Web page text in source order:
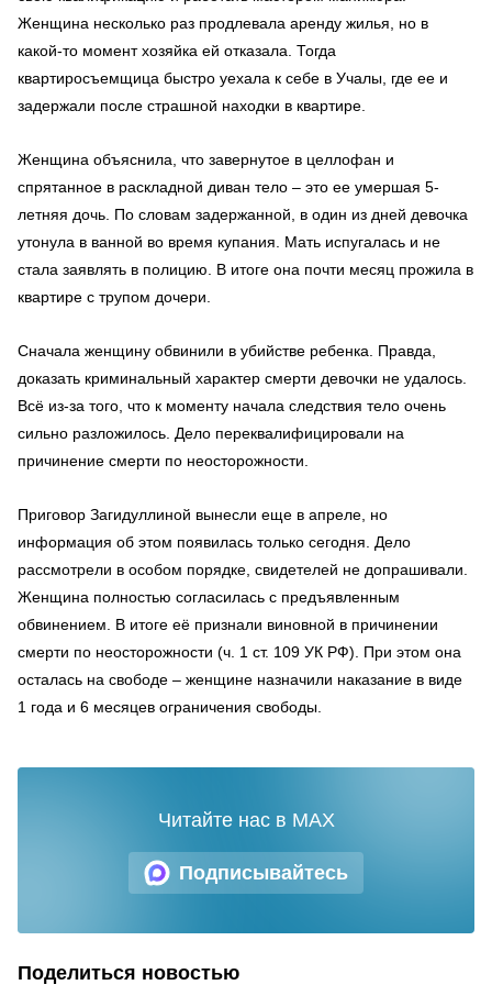
Женщина несколько раз продлевала аренду жилья, но в
какой-то момент хозяйка ей отказала. Тогда
квартиросъемщица быстро уехала к себе в Учалы, где ее и
задержали после страшной находки в квартире.
Женщина объяснила, что завернутое в целлофан и
спрятанное в раскладной диван тело – это ее умершая 5-
летняя дочь. По словам задержанной, в один из дней девочка
утонула в ванной во время купания. Мать испугалась и не
стала заявлять в полицию. В итоге она почти месяц прожила в
квартире с трупом дочери.
Сначала женщину обвинили в убийстве ребенка. Правда,
доказать криминальный характер смерти девочки не удалось.
Всё из-за того, что к моменту начала следствия тело очень
сильно разложилось. Дело переквалифицировали на
причинение смерти по неосторожности.
Приговор Загидуллиной вынесли еще в апреле, но
информация об этом появилась только сегодня. Дело
рассмотрели в особом порядке, свидетелей не допрашивали.
Женщина полностью согласилась с предъявленным
обвинением. В итоге её признали виновной в причинении
смерти по неосторожности (ч. 1 ст. 109 УК РФ). При этом она
осталась на свободе – женщине назначили наказание в виде
1 года и 6 месяцев ограничения свободы.
Подписывайтесь
Читайте нас в MAX
Поделиться новостью